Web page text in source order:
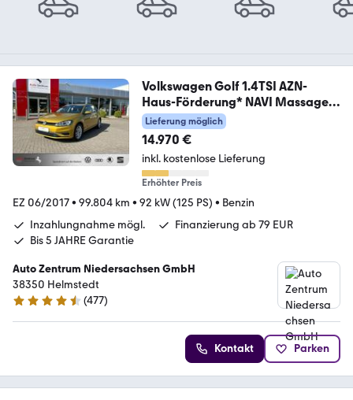
Volkswagen Golf 1.4TSI AZN-
Haus-Förderung* NAVI Massage
ACC
Lieferung möglich
14.970 €
inkl. kostenlose Lieferung
Erhöhter Preis
EZ 06/2017• 99.804 km • 92 kW (125 PS) • Benzin
Inzahlungnahme mögl.
Finanzierung ab 79 EUR
Bis 5 JAHRE Garantie
Auto Zentrum Niedersachsen GmbH
38350 Helmstedt
4.5 Sterne
(477)
Kontakt Parken